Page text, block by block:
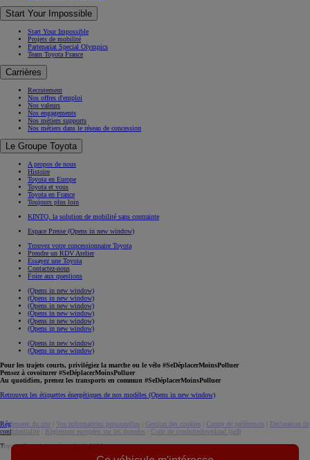
Start Your Impossible
Start Your Impossible
Projets de mobilité
Partenariat Special Olympics
Team Toyota France
Carrières
Recrutement
Nos offres d'emploi
Nos valeurs
Nos engagements
Nos métiers supports
Nos métiers dans le réseau de concession
Le Groupe Toyota
A propos de nous
Histoire
Toyota en Europe
Toyota et vous
Toyota en France
Toujours plus loin
KINTO, la solution de mobilité sans contrainte
Espace Presse (Opens in new window)
Trouvez votre concessionnaire Toyota
Prendre un RDV Atelier
Essayez une Toyota
Contactez-nous
Foire aux questions
(Opens in new window)
(Opens in new window)
(Opens in new window)
(Opens in new window)
(Opens in new window)
(Opens in new window)
(Opens in new window)
(Opens in new window)
Pour les trajets courts, privilégiez la marche ou le vélo #SeDéplacerMoinsPolluer
Pensez à covoiturer #SeDéplacerMoinsPolluer
Au quotidien, prenez les transports en commun #SeDéplacerMoinsPolluer
Retrouvez les étiquettes énergétiques de nos modèles (Opens in new window)
Réglement du site Vos informations personnelles Gestion des cookies Centre de préférences
Déclaration de
confidentialité
Règlement européen sur les données Code de conduitedownload (pdf(
Toyota. Tous droits réservés. © 2026